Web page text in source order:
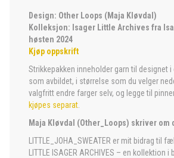
Design: Other Loops (Maja Kløvdal)
Kolleksjon: Isager Little Archives fra
høsten 2024
Kjøp oppskrift
Strikkepakken inneholder garn til designet
som avbildet, i størrelse som du velger
valgfritt endre farger selv, og legge til
kjøpes separat
Maja Kløvdal (Other_Loops) skriver om
LITTLE_JOHA_SWEATER er mit bidrag til
LITTLE ISAGER ARCHIVES – en kollektion